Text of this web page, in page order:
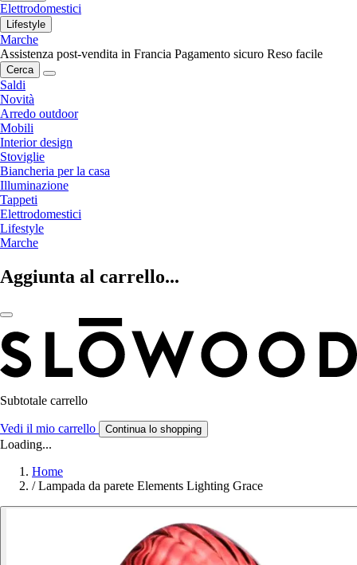
Elettrodomestici
Lifestyle
Marche
Assistenza post-vendita in Francia Pagamento sicuro Reso facile
Cerca
Saldi
Novità
Arredo outdoor
Mobili
Interior design
Stoviglie
Biancheria per la casa
Illuminazione
Tappeti
Elettrodomestici
Lifestyle
Marche
Aggiunta al carrello...
Subtotale carrello
Vedi il mio carrello Continua lo shopping
Loading...
Home
/ Lampada da parete Elements Lighting Grace